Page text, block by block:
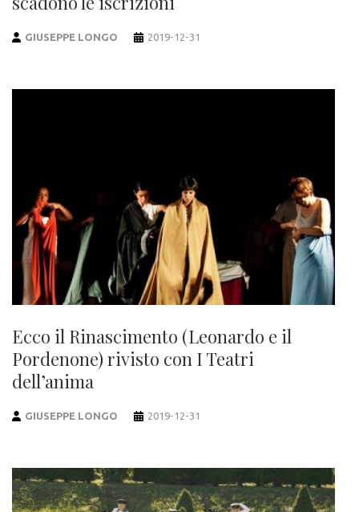
GIUSEPPE LONGO 2019-12-31
Ecco il Rinascimento (Leonardo e il
Pordenone) rivisto con I Teatri
dell’anima
GIUSEPPE LONGO 2019-12-31